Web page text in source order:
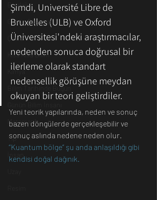
Biyoloji
Günün Düşüneni
Çevre
Kısa Kısa Bilim
Kimya
Bilim Tarihinde Bugün
Matematik
Tıp
İnsan
Şimdi, Université Libre de
Bruxelles (ULB) ve Oxford
Üniversitesi'ndeki araştırmacılar,
nedenden sonuca doğrusal bir
ilerleme olarak standart
nedensellik görüşüne meydan
okuyan bir teori geliştirdiler.
Yeni teorik yapılarında, neden ve sonuç
bazen döngülerde gerçekleşebilir ve
sonuç aslında nedene neden olur.
“Kuantum bölge” şu anda anlaşıldığı gibi
kendisi doğal dağınık.